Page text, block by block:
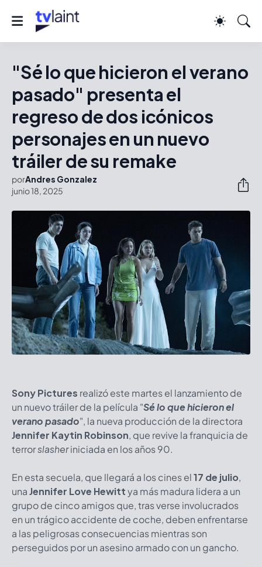
"Sé lo que hicieron el verano
pasado" presenta el
regreso de dos icónicos
personajes en un nuevo
tráiler de su remake
porAndres Gonzalez
junio 18, 2025
Sony Pictures realizó este martes el lanzamiento de
un nuevo tráiler de la película "Sé lo que hicieron el
verano pasado", la nueva producción de la directora
Jennifer Kaytin Robinson, que revive la franquicia de
terrorslasheriniciada en los años 90.
En esta secuela, que llegará a los cines el17 de julio,
unaJennifer Love Hewittya más madura lidera a un
grupo de cinco amigos que, tras verse involucrados
en un trágico accidente de coche, deben enfrentarse
a las peligrosas consecuencias mientras son
perseguidos por un asesino armado con un gancho.